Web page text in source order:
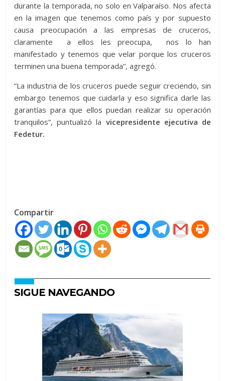
durante la temporada, no solo en Valparaíso. Nos afecta
en la imagen que tenemos como país y por supuesto
causa preocupación a las empresas de cruceros,
claramente a ellos les preocupa, nos lo han
manifestado y tenemos que velar porque los cruceros
terminen una buena temporada”, agregó.
“La industria de los cruceros puede seguir creciendo, sin
embargo tenemos que cuidarla y eso significa darle las
garantías para que ellos puedan realizar su operación
tranquilos”, puntualizó la vicepresidente ejecutiva de
Fedetur.
Compartir
SIGUE NAVEGANDO